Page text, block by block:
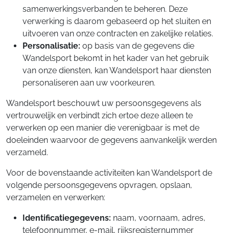
samenwerkingsverbanden te beheren. Deze
verwerking is daarom gebaseerd op het sluiten en
uitvoeren van onze contracten en zakelijke relaties.
Personalisatie: op basis van de gegevens die
Wandelsport bekomt in het kader van het gebruik
van onze diensten, kan Wandelsport haar diensten
personaliseren aan uw voorkeuren.
Wandelsport beschouwt uw persoonsgegevens als
vertrouwelijk en verbindt zich ertoe deze alleen te
verwerken op een manier die verenigbaar is met de
doeleinden waarvoor de gegevens aanvankelijk werden
verzameld.
Voor de bovenstaande activiteiten kan Wandelsport de
volgende persoonsgegevens opvragen, opslaan,
verzamelen en verwerken:
Identificatiegegevens: naam, voornaam, adres,
telefoonnummer, e-mail, rijksregisternummer